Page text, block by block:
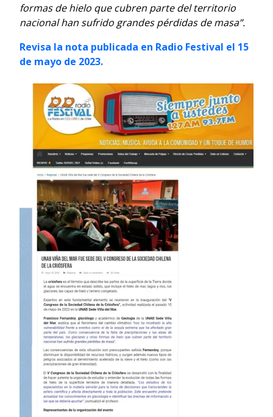
formas de hielo que cubren parte del territorio
nacional han sufrido grandes pérdidas de masa”.
Revisa la nota publicada en Radio Festival el 15
de mayo de 2023.